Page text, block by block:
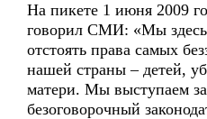
На пикете 1 июня 2009
говорил СМИ: «Мы
отстоять права самых
нашей страны – детей,
матери. Мы выступаем
безоговорочный